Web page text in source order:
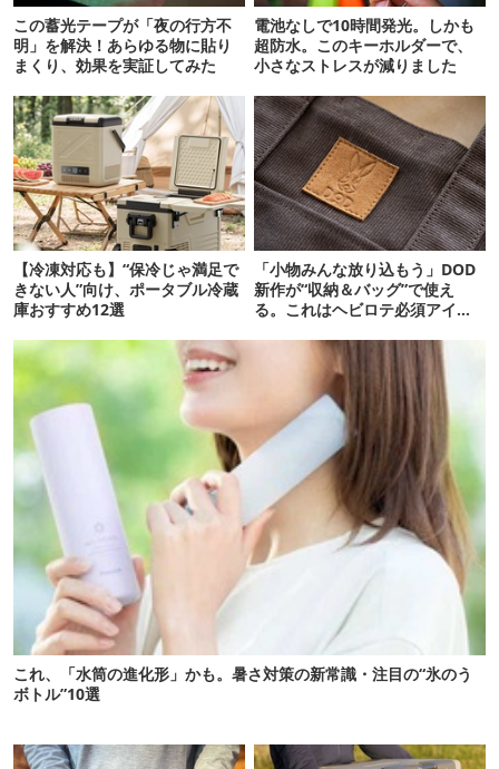
この蓄光テープが「夜の行方不
明」を解決！あらゆる物に貼り
まくり、効果を実証してみた
電池なしで10時間発光。しかも
超防水。このキーホルダーで、
小さなストレスが減りました
【冷凍対応も】“保冷じゃ満足で
きない人”向け、ポータブル冷蔵
庫おすすめ12選
「小物みんな放り込もう」DOD
新作が“収納＆バッグ”で使え
る。これはヘビロテ必須アイテ
これ、「水筒の進化形」かも。暑さ対策の新常識・注目の“氷のう
ボトル”10選